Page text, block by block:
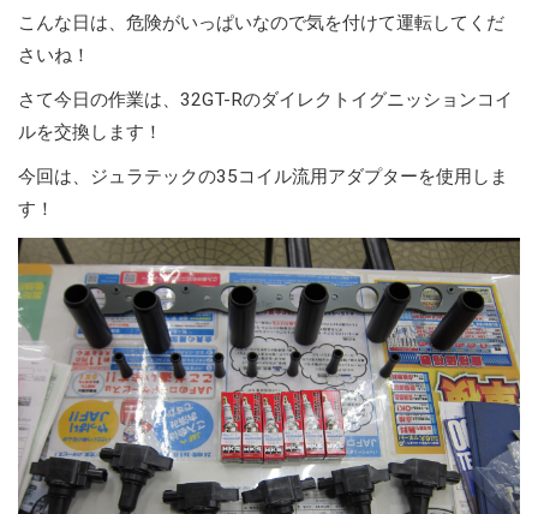
こんな日は、危険がいっぱいなので気を付けて運転してくだ
さいね！
さて今日の作業は、32GT-Rのダイレクトイグニッションコイ
ルを交換します！
今回は、ジュラテックの35コイル流用アダプターを使用しま
す！